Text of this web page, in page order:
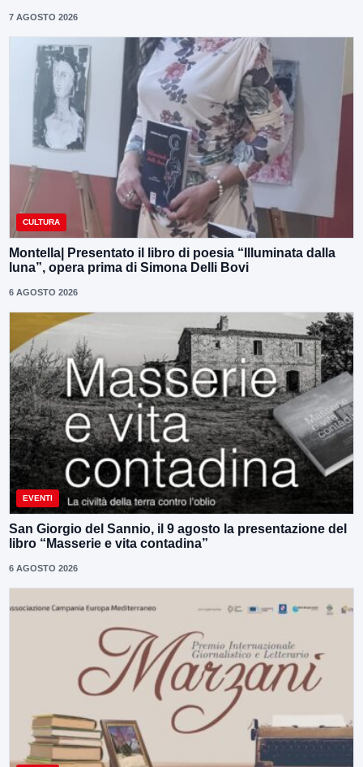
7 AGOSTO 2026
CULTURA
Montella| Presentato il libro di poesia “Illuminata dalla
luna”, opera prima di Simona Delli Bovi
6 AGOSTO 2026
EVENTI
San Giorgio del Sannio, il 9 agosto la presentazione del
libro “Masserie e vita contadina”
6 AGOSTO 2026